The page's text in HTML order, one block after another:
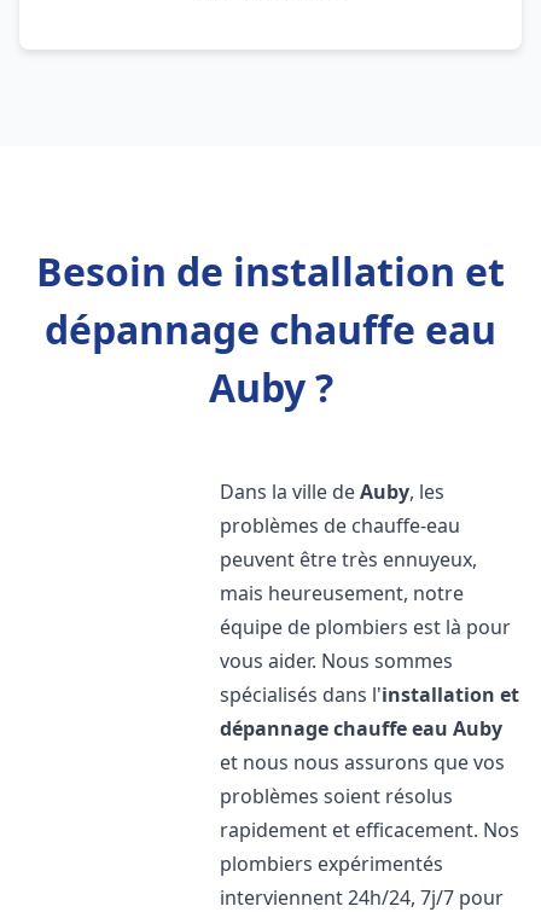
Besoin de installation et
dépannage chauffe eau
Auby ?
Dans la ville deAuby, les
problèmes de chauffe-eau
peuvent être très ennuyeux,
mais heureusement, notre
équipe de plombiers est là pour
vous aider. Nous sommes
spécialisés dans l'installation et
dépannage chauffe eau Auby
et nous nous assurons que vos
problèmes soient résolus
rapidement et efficacement. Nos
plombiers expérimentés
interviennent 24h/24, 7j/7 pour